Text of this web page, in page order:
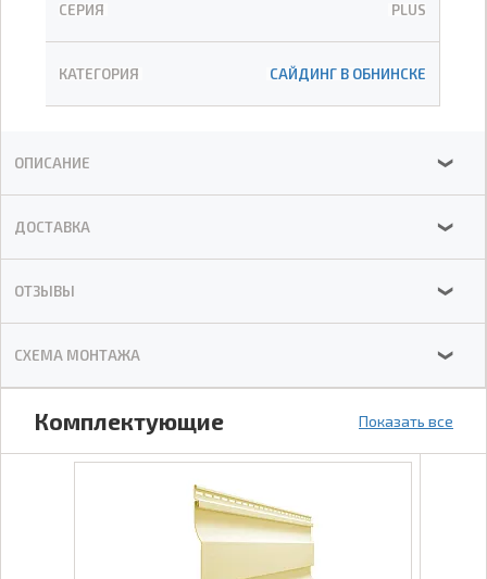
СЕРИЯ PLUS
КАТЕГОРИЯ САЙДИНГ В ОБНИНСКЕ
ОПИСАНИЕ ❯
ДОСТАВКА ❯
ОТЗЫВЫ ❯
СХЕМА МОНТАЖА ❯
Комплектующие Показать все